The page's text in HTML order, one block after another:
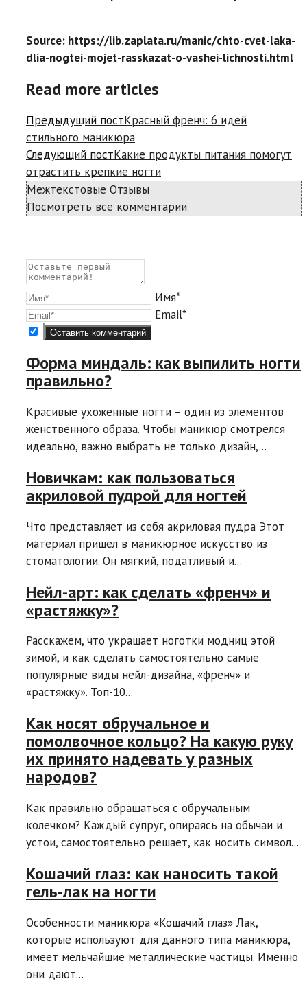
Source: https://lib.zaplata.ru/manic/chto-cvet-laka-
dlia-nogtei-mojet-rasskazat-o-vashei-lichnosti.html
Read more articles
Предыдущий постКрасный френч: 6 идей
стильного маникюра
Следующий постКакие продукты питания помогут
отрастить крепкие ногти
Межтекстовые Отзывы
Посмотреть все комментарии
Имя*
Email*
Форма миндаль: как выпилить ногти
правильно?
Красивые ухоженные ногти – один из элементов
женственного образа. Чтобы маникюр смотрелся
идеально, важно выбрать не только дизайн,...
Новичкам: как пользоваться
акриловой пудрой для ногтей
Что представляет из себя акриловая пудра Этот
материал пришел в маникюрное искусство из
стоматологии. Он мягкий, податливый и...
Нейл-арт: как сделать «френч» и
«растяжку»?
Расскажем, что украшает ноготки модниц этой
зимой, и как сделать самостоятельно самые
популярные виды нейл-дизайна, «френч» и
«растяжку». Топ-10...
Как носят обручальное и
помолвочное кольцо? На какую руку
их принято надевать у разных
народов?
Как правильно обращаться с обручальным
колечком? Каждый супруг, опираясь на обычаи и
устои, самостоятельно решает, как носить символ...
Кошачий глаз: как наносить такой
гель-лак на ногти
Особенности маникюра «Кошачий глаз» Лак,
которые используют для данного типа маникюра,
имеет мельчайшие металлические частицы. Именно
они дают...